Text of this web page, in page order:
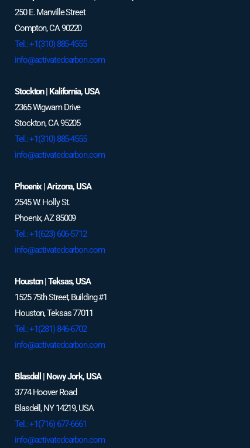
250 E. Manville Street
Compton, CA 90220
Tel.: +1(310) 885-4555
info@activatedcarbon.com
Stockton | Kalifornia, USA
2365 Wigwam Drive
Stockton, CA 95205
Tel.: +1(310) 885-4555
info@activatedcarbon.com
Phoenix | Arizona, USA
2545 W. Holly St.
Phoenix, AZ 85009
Tel.: +1(623) 606-5712
info@activatedcarbon.com
Houston | Teksas, USA
1525 75th Street, Building #1
Houston, Teksas 77011
Tel.: +1(281) 846-6702
info@activatedcarbon.com
Blasdell | Nowy Jork, USA
3774 Hoover Road
Blasdell, NY 14219, USA
Tel.: +1(716) 677-6661
info@activatedcarbon.com